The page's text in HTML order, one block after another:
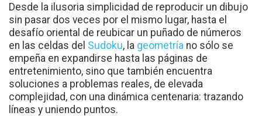
Desde la ilusoria simplicidad de reproducir un dibujo
sin pasar dos veces por el mismo lugar, hasta el
desafío oriental de reubicar un puñado de números
en las celdas del Sudoku, la geometría no sólo se
empeña en expandirse hasta las páginas de
entretenimiento, sino que también encuentra
soluciones a problemas reales, de elevada
complejidad, con una dinámica centenaria: trazando
líneas y uniendo puntos.